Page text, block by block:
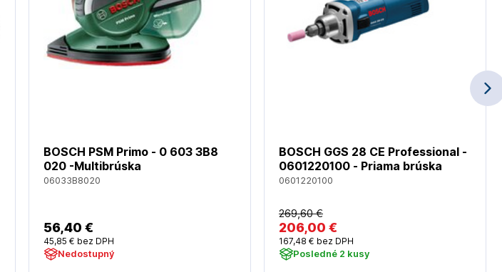
BOSCH PSM Primo - 0 603 3B8
020 -Multibrúska
06033B8020
56,40 €
45,85 € bez DPH
Nedostupný
BOSCH GGS 28 CE Professional -
0601220100 - Priama brúska
0601220100
269,60 €
206,00 €
167,48 € bez DPH
Posledné 2 kusy